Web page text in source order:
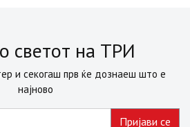
светот на ТРИ
и секогаш прв ќе дознаеш што е
најново